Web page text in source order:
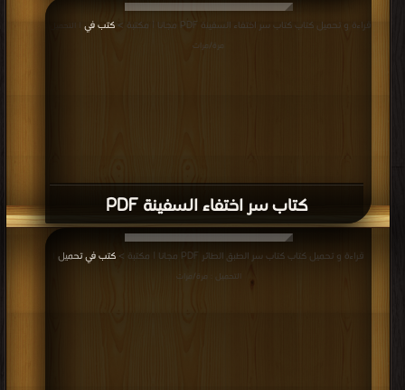
كتاب سر اختفاء السفينة PDF
قراءة و تحميل كتاب كتاب سر اختفاء السفينة PDF مجانا | مكتبة > كتب في
مرة/مرات
قراءة و تحميل كتاب كتاب سر الطبق الطائر PDF مجانا | مكتبة > كتب في تحميل
التحميل : مرة/مرات